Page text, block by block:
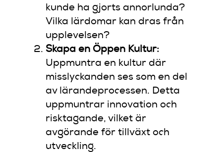
kunde ha gjorts annorlunda?
Vilka lärdomar kan dras från
upplevelsen?
Skapa en Öppen Kultur:
Uppmuntra en kultur där
misslyckanden ses som en del
av lärandeprocessen. Detta
uppmuntrar innovation och
risktagande, vilket är
avgörande för tillväxt och
utveckling.